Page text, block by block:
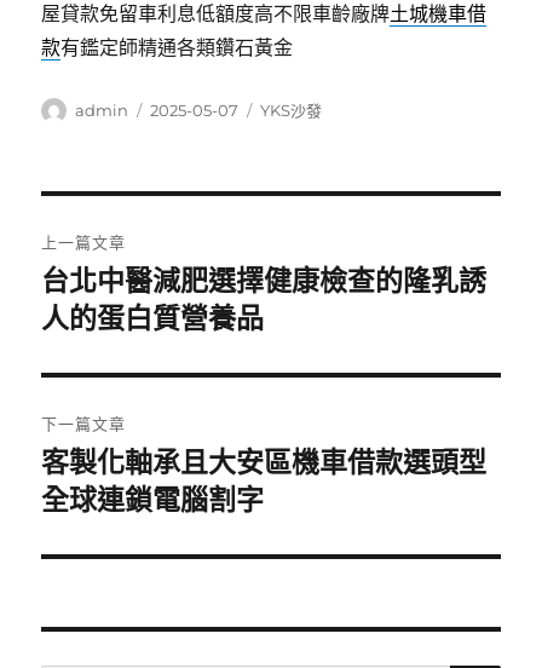
屋貸款免留車利息低額度高不限車齡廠牌土城機車借
款有鑑定師精通各類鑽石黃金
作
admin
發
2025-05-07
分
YKS沙發
章
導
覽
上一篇文章
上
一
文
章:
台北中醫減肥選擇健康檢查的隆乳誘
人的蛋白質營養品
下一篇文章
下
一
文
客製化軸承且大安區機車借款選頭型
全球連鎖電腦割字